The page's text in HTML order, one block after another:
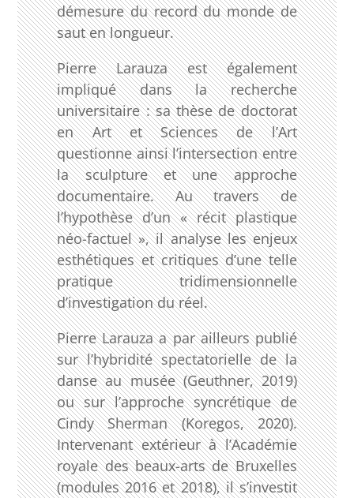
démesure du record du monde de
saut en longueur.
Pierre Larauza est également
impliqué dans la recherche
universitaire : sa thèse de doctorat
en Art et Sciences de l’Art
questionne ainsi l’intersection entre
la sculpture et une approche
documentaire. Au travers de
l’hypothèse d’un « récit plastique
néo-factuel », il analyse les enjeux
esthétiques et critiques d’une telle
pratique tridimensionnelle
d’investigation du réel.
Pierre Larauza a par ailleurs publié
sur l’hybridité spectatorielle de la
danse au musée (Geuthner, 2019)
ou sur l’approche syncrétique de
Cindy Sherman (Koregos, 2020).
Intervenant extérieur à l’Académie
royale des beaux-arts de Bruxelles
(modules 2016 et 2018), il s’investit